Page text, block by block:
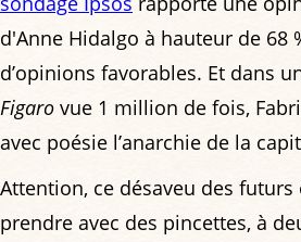
d'Anne Hidalgo à hauteur de 68
d’opinions favorables. Et dans
Figaro vue 1 million de fois,
avec poésie l’anarchie de la
Attention, ce désaveu des futurs
prendre avec des pincettes, à